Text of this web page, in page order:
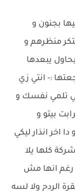
بجنون و
منظرهم و
يبعدها
:- انتي زي
تلمي نفسك و
بيتو و
اخر انذار ليكي
كلها يلا
رغم انها مش
الردح ولا لسه